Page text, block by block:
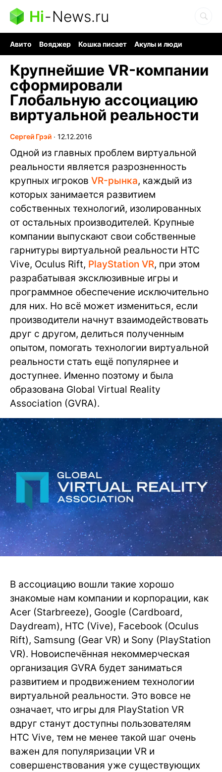
Hi-News.ru
Авито Вояджер Кошка писает
Акулы и люди
Крупнейшие VR-компании
сформировали
Глобальную ассоциацию
виртуальной реальности
Сергей Грэй ∙ 12.12.2016
Одной из главных проблем виртуальной
реальности является разрозненность
крупных игроков VR-рынка, каждый из
которых занимается развитием
собственных технологий, изолированных
от остальных производителей. Крупные
компании выпускают свои собственные
гарнитуры виртуальной реальности HTC
Vive, Oculus Rift, PlayStation VR, при этом
разрабатывая эксклюзивные игры и
программное обеспечение исключительно
для них. Но всё может измениться, если
производители начнут взаимодействовать
друг с другом, делиться полученным
опытом, помогать технологии виртуальной
реальности стать ещё популярнее и
доступнее. Именно поэтому и была
образована Global Virtual Reality
Association (GVRA).
В ассоциацию вошли такие хорошо
знакомые нам компании и корпорации, как
Acer (Starbreeze), Google (Cardboard,
Daydream), HTC (Vive), Facebook (Oculus
Rift), Samsung (Gear VR) и Sony (PlayStation
VR). Новоиспечённая некоммерческая
организация GVRA будет заниматься
развитием и продвижением технологии
виртуальной реальности. Это вовсе не
означает, что игры для PlayStation VR
вдруг станут доступны пользователям
HTC Vive, тем не менее такой шаг очень
важен для популяризации VR и
совершенствования уже существующих